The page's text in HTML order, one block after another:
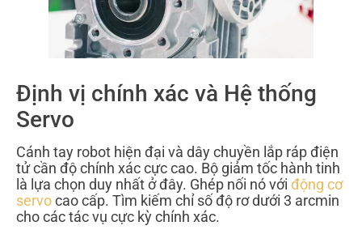
Định vị chính xác và Hệ thống
Servo
Cánh tay robot hiện đại và dây chuyền lắp ráp điện
tử cần độ chính xác cực cao. Bộ giảm tốc hành tinh
là lựa chọn duy nhất ở đây. Ghép nối nó với động cơ
servocao cấp. Tìm kiếm chỉ số độ rơ dưới 3 arcmin
cho các tác vụ cực kỳ chính xác.